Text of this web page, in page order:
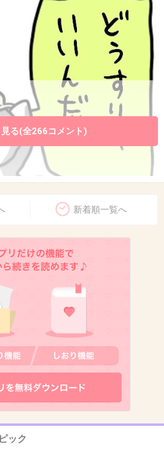
+35
て聞いてる可能性もあるよ
、さっきIDって言ってたの
員さんもいそう
見る(全266コメント)
新着順一覧へ
ック